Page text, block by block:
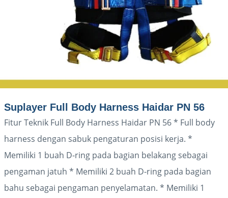
Suplayer Full Body Harness Haidar PN 56
Fitur Teknik Full Body Harness Haidar PN 56 * Full body
harness dengan sabuk pengaturan posisi kerja. *
Memiliki 1 buah D-ring pada bagian belakang sebagai
pengaman jatuh * Memiliki 2 buah D-ring pada bagian
bahu sebagai pengaman penyelamatan. * Memiliki 1